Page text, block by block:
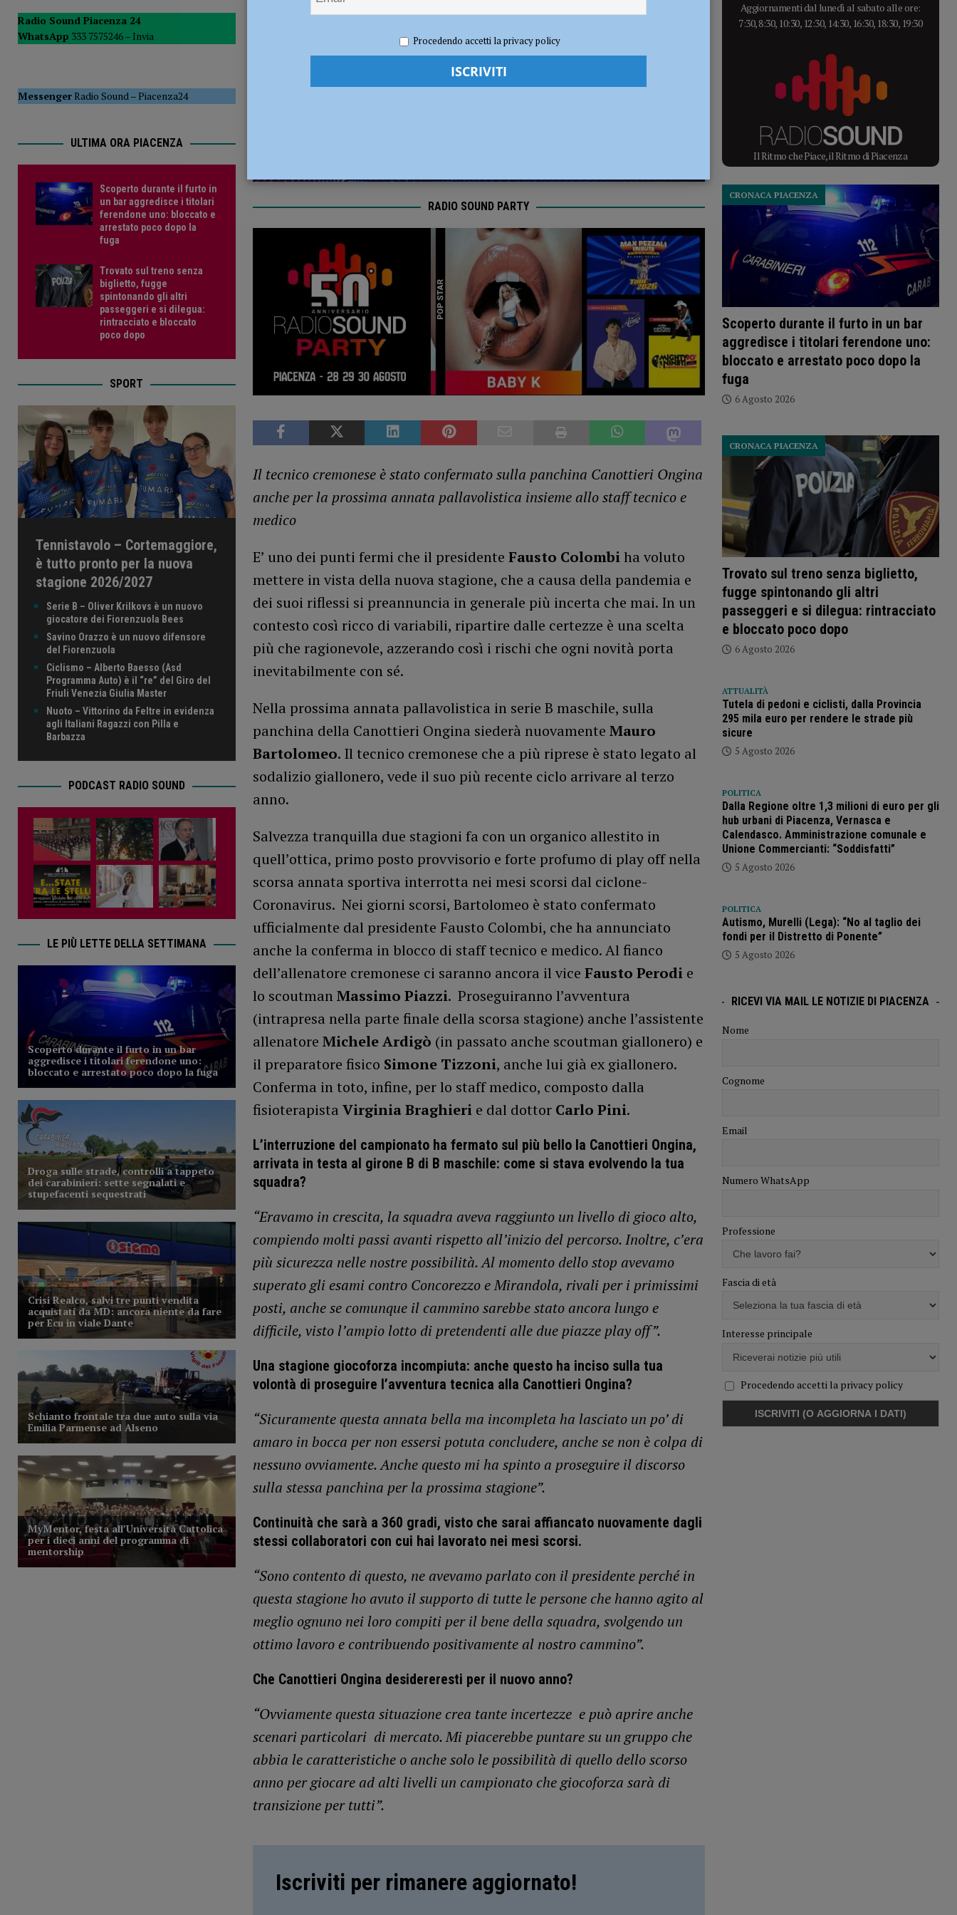
POLITICA
[ 6 Agosto 2026 ] Scoperto durante il furto in un bar aggredisce i titolari ferendone uno: bloccato e arrestato poco dopo la fuga
Carlofilippo Vardelli Sport, Volley
RADIO SOUND PARTY
Il tecnico cremonese è stato confermato sulla panchina Canottieri Ongina
anche per la prossima annata pallavolistica insieme allo staff tecnico e
medico
E’ uno dei punti fermi che il presidente Fausto Colombiha voluto
mettere in vista della nuova stagione, che a causa della pandemia e
dei suoi riflessi si preannuncia in generale più incerta che mai. In un
contesto così ricco di variabili, ripartire dalle certezze è una scelta
più che ragionevole, azzerando così i rischi che ogni novità porta
inevitabilmente con sé.
Nella prossima annata pallavolistica in serie B maschile, sulla
panchina della Canottieri Ongina siederà nuovamente Mauro
Bartolomeo. Il tecnico cremonese che a più riprese è stato legato al
sodalizio giallonero, vede il suo più recente ciclo arrivare al terzo
anno.
Salvezza tranquilla due stagioni fa con un organico allestito in
quell’ottica, primo posto provvisorio e forte profumo di play off nella
scorsa annata sportiva interrotta nei mesi scorsi dal ciclone-
Coronavirus. Nei giorni scorsi, Bartolomeo è stato confermato
ufficialmente dal presidente Fausto Colombi, che ha annunciato
anche la conferma in blocco di staff tecnico e medico. Al fianco
dell’allenatore cremonese ci saranno ancora il vice Fausto Perodie
lo scoutmanMassimo Piazzi. Proseguiranno l’avventura
(intrapresa nella parte finale della scorsa stagione) anche l’assistente
allenatore Michele Ardigò (in passato anche scoutman giallonero) e
il preparatore fisico Simone Tizzoni, anche lui già ex giallonero.
Conferma in toto, infine, per lo staff medico, composto dalla
fisioterapista Virginia Braghierie dal dottor Carlo Pini.
L’interruzione del campionato ha fermato sul più bello la Canottieri Ongina,
arrivata in testa al girone B di B maschile: come si stava evolvendo la tua
squadra?
“Eravamo in crescita, la squadra aveva raggiunto un livello di gioco alto,
compiendo molti passi avanti rispetto all’inizio del percorso. Inoltre, c’era
più sicurezza nelle nostre possibilità. Al momento dello stop avevamo
superato gli esami contro Concorezzo e Mirandola, rivali per i primissimi
posti, anche se comunque il cammino sarebbe stato ancora lungo e
difficile, visto l’ampio lotto di pretendenti alle due piazze play off”.
Una stagione giocoforza incompiuta: anche questo ha inciso sulla tua
volontà di proseguire l’avventura tecnica alla Canottieri Ongina?
“Sicuramente questa annata bella ma incompleta ha lasciato un po’ di
amaro in bocca per non essersi potuta concludere, anche se non è colpa di
nessuno ovviamente. Anche questo mi ha spinto a proseguire il discorso
sulla stessa panchina per la prossima stagione”.
Continuità che sarà a 360 gradi, visto che sarai affiancato nuovamente dagli
stessi collaboratori con cui hai lavorato nei mesi scorsi.
“Sono contento di questo, ne avevamo parlato con il presidente perché in
questa stagione ho avuto il supporto di tutte le persone che hanno agito al
meglio ognuno nei loro compiti per il bene della squadra, svolgendo un
ottimo lavoro e contribuendo positivamente al nostro cammino”.
Che Canottieri Ongina desidereresti per il nuovo anno?
“Ovviamente questa situazione crea tante incertezze e può aprire anche
scenari particolari di mercato. Mi piacerebbe puntare su un gruppo che
abbia le caratteristiche o anche solo le possibilità di quello dello scorso
anno per giocare ad alti livelli un campionato che giocoforza sarà di
transizione per tutti”.
Iscriviti per rimanere aggiornato!
Radio Sound Piacenza 24
WhatsApp 333 7575246 – Invia
MessengerRadio Sound–Piacenza24
ULTIMA ORA PIACENZA
Scoperto durante il furto in
un bar aggredisce i titolari
ferendone uno: bloccato e
arrestato poco dopo la
fuga
Trovato sul treno senza
biglietto, fugge
spintonando gli altri
passeggeri e si dilegua:
rintracciato e bloccato
poco dopo
SPORT
Tennistavolo – Cortemaggiore,
è tutto pronto per la nuova
stagione 2026/2027
Serie B – Oliver Krilkovs è un nuovo
giocatore dei Fiorenzuola Bees
Savino Orazzo è un nuovo difensore
del Fiorenzuola
Ciclismo – Alberto Baesso (Asd
Programma Auto) è il “re” del Giro del
Friuli Venezia Giulia Master
Nuoto – Vittorino da Feltre in evidenza
agli Italiani Ragazzi con Pilla e
Barbazza
PODCAST RADIO SOUND
LE PIÙ LETTE DELLA SETTIMANA
Aggiornamenti dal lunedì al sabato alle ore:
7:30, 8:30, 10:30, 12:30, 14:30, 16:30, 18:30, 19:30
Il Ritmo che Piace, il Ritmo di Piacenza
Scoperto durante il furto in un bar
aggredisce i titolari ferendone uno:
bloccato e arrestato poco dopo la
fuga
CRONACA PIACENZA
6 Agosto 2026
Trovato sul treno senza biglietto,
fugge spintonando gli altri
passeggeri e si dilegua: rintracciato
e bloccato poco dopo
CRONACA PIACENZA
6 Agosto 2026
ATTUALITÀ
Tutela di pedoni e ciclisti, dalla Provincia
295 mila euro per rendere le strade più
sicure
5 Agosto 2026
POLITICA
Dalla Regione oltre 1,3 milioni di euro per gli
hub urbani di Piacenza, Vernasca e
Calendasco. Amministrazione comunale e
Unione Commercianti: “Soddisfatti”
5 Agosto 2026
POLITICA
Autismo, Murelli (Lega): “No al taglio dei
fondi per il Distretto di Ponente”
5 Agosto 2026
RICEVI VIA MAIL LE NOTIZIE DI PIACENZA
Nome
Cognome
Email
Numero WhatsApp
Professione
Fascia di età
Interesse principale
Procedendo accetti la privacy policy
Procedendo accetti la privacy policy